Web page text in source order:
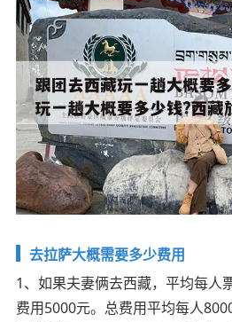
去拉萨大概需要多少费用
1、如果夫妻俩去西藏，平均每人
费用5000元。总费用平均每人